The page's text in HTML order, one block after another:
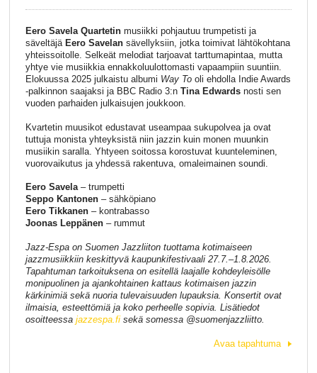
Eero Savela Quartetinmusiikki pohjautuu trumpetisti ja
säveltäjä Eero Savelansävellyksiin, jotka toimivat lähtökohtana
yhteissoitolle. Selkeät melodiat tarjoavat tarttumapintaa, mutta
yhtye vie musiikkia ennakkoluulottomasti vapaampiin suuntiin.
Elokuussa 2025 julkaistu albumi Way To oli ehdolla Indie Awards
-palkinnon saajaksi ja BBC Radio 3:n Tina Edwardsnosti sen
vuoden parhaiden julkaisujen joukkoon.
Kvartetin muusikot edustavat useampaa sukupolvea ja ovat
tuttuja monista yhteyksistä niin jazzin kuin monen muunkin
musiikin saralla. Yhtyeen soitossa korostuvat kuunteleminen,
vuorovaikutus ja yhdessä rakentuva, omaleimainen soundi.
Eero Savela – trumpetti
Seppo Kantonen– sähköpiano
Eero Tikkanen– kontrabasso
Joonas Leppänen– rummut
Jazz-Espa on Suomen Jazzliiton tuottama kotimaiseen
jazzmusiikkiin keskittyvä kaupunkifestivaali 27.7.–1.8.2026.
Tapahtuman tarkoituksena on esitellä laajalle kohdeyleisölle
monipuolinen ja ajankohtainen kattaus kotimaisen jazzin
kärkinimiä sekä nuoria tulevaisuuden lupauksia. Konsertit ovat
ilmaisia, esteettömiä ja koko perheelle sopivia. Lisätiedot
osoitteessa jazzespa.fisekä somessa @suomenjazzliitto.
Avaa tapahtuma